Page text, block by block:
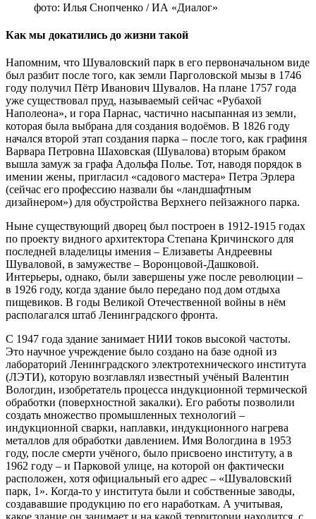
фото: Илья Снопченко / ИА «Диалог»
Как мы докатились до жизни такой
Напомним, что Шуваловский парк в его первоначальном виде
был разбит после того, как земли Парголовской мызы в 1746
году получил Пётр Иванович Шувалов. На плане 1757 года
уже существовал пруд, называемый сейчас «Рубахой
Наполеона», и гора Парнас, частично насыпанная из земли,
которая была выбрана для создания водоёмов. В 1826 году
начался второй этап создания парка – после того, как графиня
Варвара Петровна Шаховская (Шувалова) вторым браком
вышла замуж за графа Адольфа Полье. Тот, наводя порядок в
имении жены, пригласил «садового мастера» Петра Эрлера
(сейчас его профессию назвали бы «ландшафтным
дизайнером») для обустройства Верхнего пейзажного парка.
Ныне существующий дворец был построен в 1912-1915 годах
по проекту видного архитектора Степана Кричинского для
последней владелицы имения – Елизаветы Андреевны
Шуваловой, в замужестве – Воронцовой-Дашковой.
Интерьеры, однако, были завершены уже после революции –
в 1926 году, когда здание было передано под дом отдыха
пищевиков. В годы Великой Отечественной войны в нём
располагался штаб Ленинградского фронта.
С 1947 года здание занимает НИИ токов высокой частоты.
Это научное учреждение было создано на базе одной из
лабораторий Ленинградского электротехнического института
(ЛЭТИ), которую возглавлял известный учёный Валентин
Вологдин, изобретатель процесса индукционной термической
обработки (поверхностной закалки). Его работы позволили
создать множество промышленных технологий –
индукционной сварки, наплавки, индукционного нагрева
металлов для обработки давлением. Имя Вологдина в 1953
году, после смерти учёного, было присвоено институту, а в
1962 году – и Парковой улице, на которой он фактически
расположен, хотя официальный его адрес – «Шуваловский
парк, 1». Когда-то у института были и собственные заводы,
создававшие продукцию по его наработкам. А учитывая,